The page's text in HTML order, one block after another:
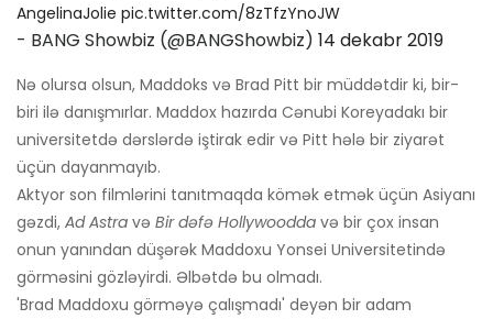
AngelinaJolie pic.twitter.com/8zTfzYnoJW
- BANG Showbiz (@BANGShowbiz) 14 dekabr 2019
Nə olursa olsun, Maddoks və Brad Pitt bir müddətdir ki, bir-
biri ilə danışmırlar. Maddox hazırda Cənubi Koreyadakı bir
universitetdə dərslərdə iştirak edir və Pitt hələ bir ziyarət
üçün dayanmayıb.
Aktyor son filmlərini tanıtmaqda kömək etmək üçün Asiyanı
gəzdi, Ad Astra və Bir dəfə Hollywoodda və bir çox insan
onun yanından düşərək Maddoxu Yonsei Universitetində
görməsini gözləyirdi. Əlbətdə bu olmadı.
'Brad Maddoxu görməyə çalışmadı' deyən bir adam